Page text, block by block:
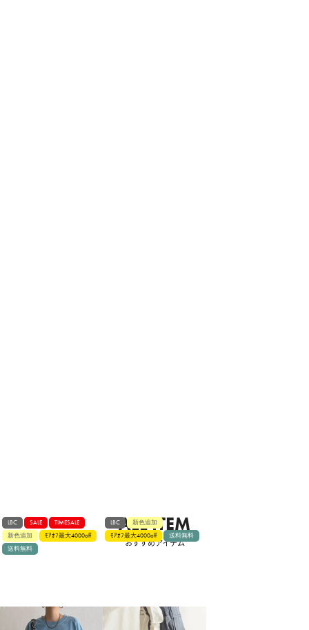
ALL ITEM
おすすめアイテム
LBC SALE
TIMESALE
新色追加
ﾓｱｵﾌ最大4000off
送料無料
LBC
新色追加
ﾓｱｵﾌ最大4000off
送料無料